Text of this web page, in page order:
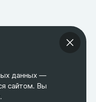
Гаражная 8
данных —
сайтом. Вы